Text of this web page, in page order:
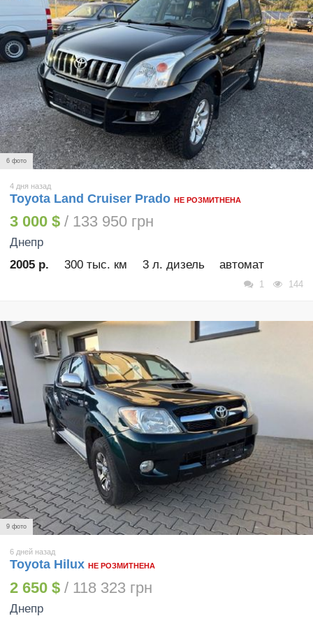
6 фото
4 дня назад
Toyota Land Cruiser Prado НЕ РОЗМИТНЕНА
3 000 $ / 133 950 грн
Днепр
2005 р.
300 тыс. км 3 л. дизель автомат
1 144
9 фото
6 дней назад
Toyota Hilux НЕ РОЗМИТНЕНА
2 650 $ / 118 323 грн
Днепр